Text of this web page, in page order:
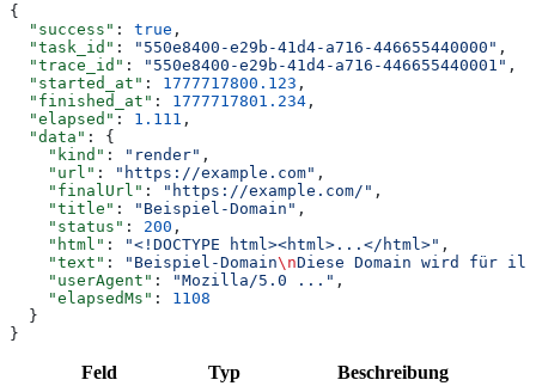
{
  "success"
: true ,
  "task_id"
: "550e8400-e29b-41d4-a716-446655440000" ,
  "trace_id"
: "550e8400-e29b-41d4-a716-446655440001" ,
  "started_at"
: 1777717800.123 ,
  "finished_at"
: 1777717801.234 ,
  "elapsed"
: 1.111 ,
  "data"
: {
    "kind"
: "render" ,
    "url"
: "https://example.com" ,
    "finalUrl"
: "https://example.com/" ,
    "title"
: "Beispiel-Domain" ,
    "status"
: 200 ,
    "html"
: "<!DOCTYPE html><html>...</html>" ,
    "text"
: "Beispiel-Domain\nDiese Domain wird für
    "userAgent"
: "Mozilla/5.0 ..." ,
    "elapsedMs"
: 1108
  }
}
Feld Typ Beschreibung